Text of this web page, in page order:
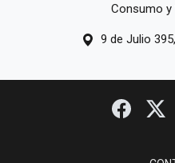
Consumo y
9 de Julio